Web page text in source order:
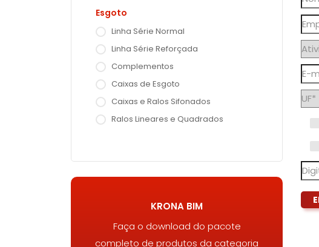
Esgoto
Linha Série Normal
Linha Série Reforçada
Complementos
Caixas de Esgoto
Caixas e Ralos Sifonados
Ralos Lineares e Quadrados
KRONA BIM
Faça o download do pacote
completo de produtos da categoria